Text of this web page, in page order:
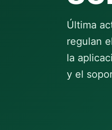
Última
regulan
la
y el